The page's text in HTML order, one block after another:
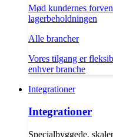
Mød kundernes
lagerbeholdningen
Alle brancher
Vores tilgang er
enhver branche
Integrationer
Integrationer
Specialbyggede,